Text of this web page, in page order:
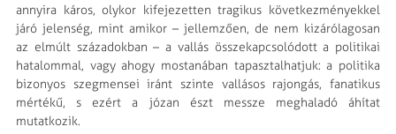
annyira káros, olykor kifejezetten tragikus következményekkel
járó jelenség, mint amikor – jellemzően, de nem kizárólagosan
az elmúlt századokban – a vallás összekapcsolódott a politikai
hatalommal, vagy ahogy mostanában tapasztalhatjuk: a politika
bizonyos szegmensei iránt szinte vallásos rajongás, fanatikus
mértékű, s ezért a józan észt messze meghaladó áhítat
mutatkozik.